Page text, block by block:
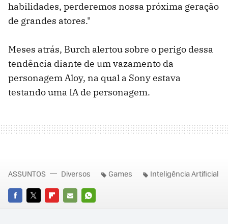
habilidades, perderemos nossa próxima geração
de grandes atores."
Meses atrás, Burch alertou sobre o perigo dessa
tendência diante de um vazamento da
personagem Aloy, na qual a Sony estava
testando uma IA de personagem.
FACEBOOK
TWITTERFLIPBOARD
E-
WHATSAPP
ASSUNTOS Diversos Games Inteligência Artificial